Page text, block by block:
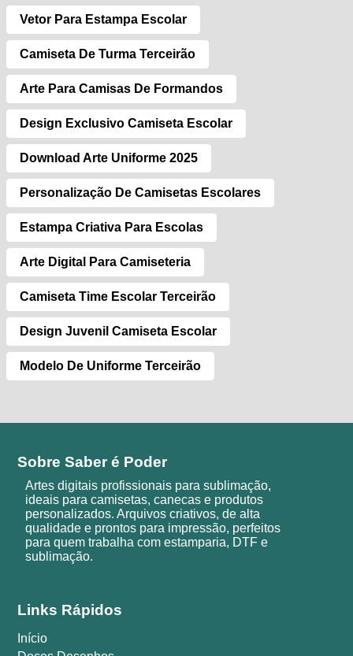
Vetor Para Estampa Escolar
Camiseta De Turma Terceirão
Arte Para Camisas De Formandos
Design Exclusivo Camiseta Escolar
Download Arte Uniforme 2025
Personalização De Camisetas Escolares
Estampa Criativa Para Escolas
Arte Digital Para Camiseteria
Camiseta Time Escolar Terceirão
Design Juvenil Camiseta Escolar
Modelo De Uniforme Terceirão
Sobre Saber é Poder
Artes digitais profissionais para sublimação,
ideais para camisetas, canecas e produtos
personalizados. Arquivos criativos, de alta
qualidade e prontos para impressão, perfeitos
para quem trabalha com estamparia, DTF e
sublimação.
Links Rápidos
Início